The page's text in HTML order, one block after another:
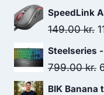
SpeedLink
149.00kr.
Steelseries
799.00kr.
BIK Banana